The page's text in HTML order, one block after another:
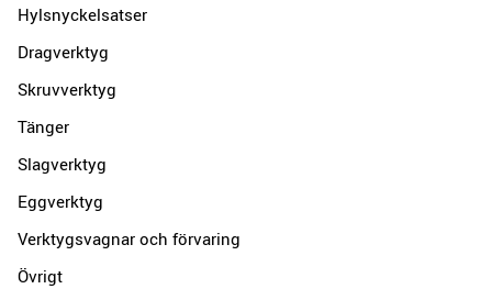
Hylsnyckelsatser
Dragverktyg
Skruvverktyg
Tänger
Slagverktyg
Eggverktyg
Verktygsvagnar och förvaring
Övrigt